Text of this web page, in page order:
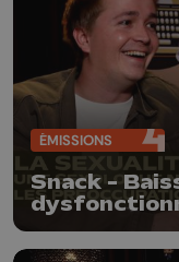
ÉMISSIONS
Snack -
sans filtre